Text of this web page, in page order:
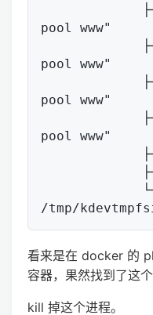
pool www"
pool www"
pool www"
pool www"
看来是在 docker 的
容器，果然找到了这
kill 掉这个进程。